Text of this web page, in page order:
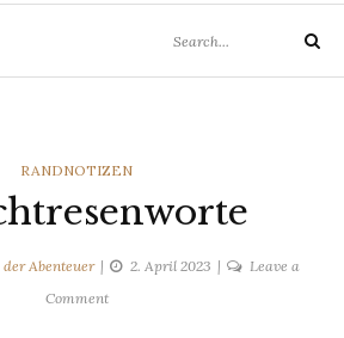
for:
Search
CATEGORIES
RANDNOTIZEN
Abenteuer 2. April 2023
Leave a
Commenton